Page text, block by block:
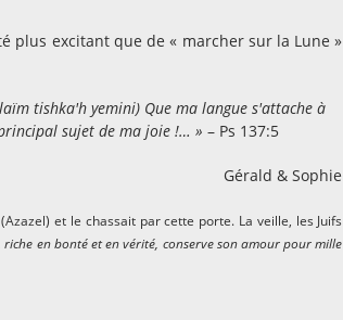
plus excitant que de « marcher sur la Lune »
tishka'h yemini) Que ma langue s'attache à
sujet de ma joie !… »– Ps 137:5
Gérald & Sophie
et le chassait par cette porte. La veille, les Juifs
en bonté et en vérité, conserve son amour pour mille